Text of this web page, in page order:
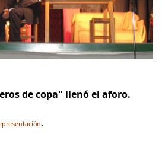
de copa" llenó el aforo.
.